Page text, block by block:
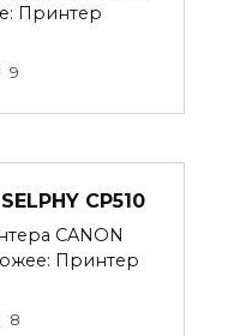
Принтер
9
CP510
CANON
Принтер
8